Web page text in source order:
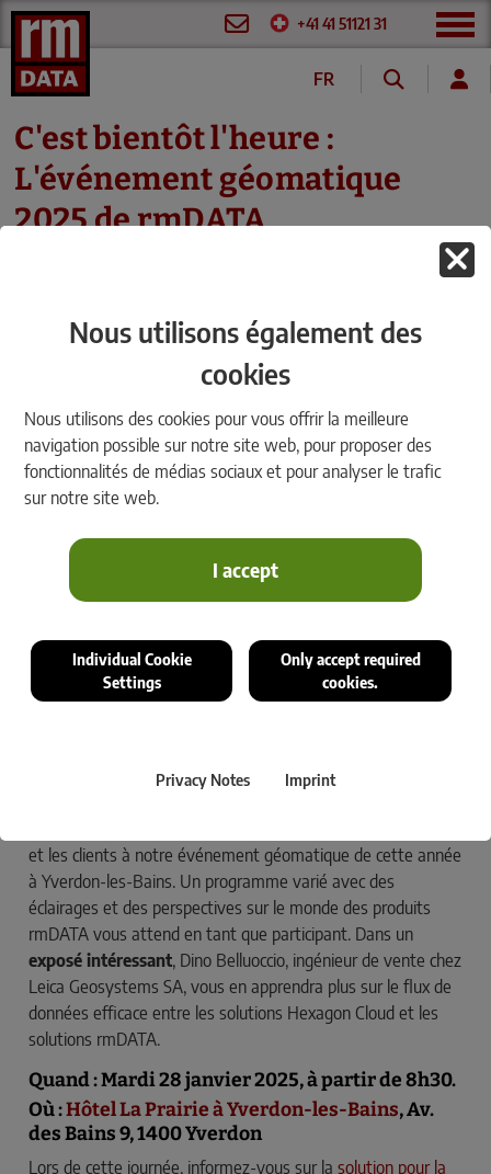
Nous utilisons également des
cookies
Nous utilisons des cookies pour vous offrir la meilleure
navigation possible sur notre site web, pour proposer des
fonctionnalités de médias sociaux et pour analyser le trafic
sur notre site web.
I accept
Individual Cookie
Settings
Only accept required
cookies.
Privacy Notes Imprint
+41 41 51121 31
FR
C'est bientôt l'heure :
L'événement géomatique
2025 de rmDATA
L'Événement géomatique de rmDATA du 28 janvier 2025
28 janvier 2025 à Yverdon-les-Bains !
et les clients à notre événement géomatique de cette année
à Yverdon-les-Bains. Un programme varié avec des
éclairages et des perspectives sur le monde des produits
rmDATA vous attend en tant que participant. Dans un
exposé intéressant, Dino Belluoccio, ingénieur de vente chez
Leica Geosystems SA, vous en apprendra plus sur le flux de
données efficace entre les solutions Hexagon Cloud et les
solutions rmDATA.
Quand : Mardi 28 janvier 2025, à partir de 8h30.
Où :Hôtel La Prairie à Yverdon-les-Bains, Av.
des Bains 9, 1400 Yverdon
Lors de cette journée, informez-vous sur lasolution pour la